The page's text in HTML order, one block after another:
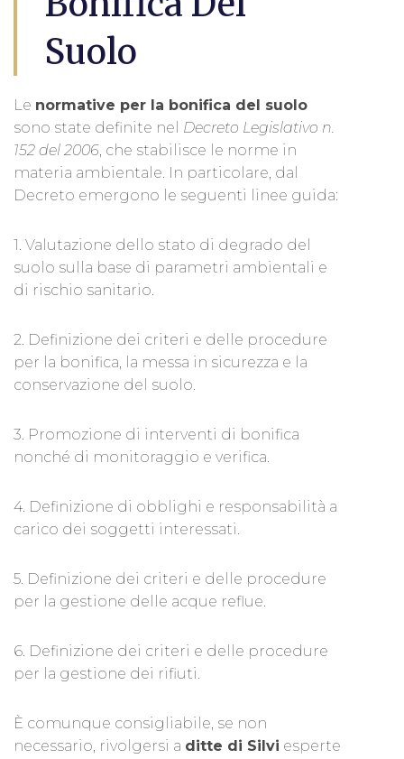
Suolo
Le normative per la bonifica del suolo
sono state definite nel Decreto Legislativo n.
152 del 2006, che stabilisce le norme in
materia ambientale. In particolare, dal
Decreto emergono le seguenti linee guida:
1. Valutazione dello stato di degrado del
suolo sulla base di parametri ambientali e
di rischio sanitario.
2. Definizione dei criteri e delle procedure
per la bonifica, la messa in sicurezza e la
conservazione del suolo.
3. Promozione di interventi di bonifica
nonché di monitoraggio e verifica.
4. Definizione di obblighi e responsabilità a
carico dei soggetti interessati.
5. Definizione dei criteri e delle procedure
per la gestione delle acque reflue.
6. Definizione dei criteri e delle procedure
per la gestione dei rifiuti.
È comunque consigliabile, se non
necessario, rivolgersi a ditte di Silvi esperte